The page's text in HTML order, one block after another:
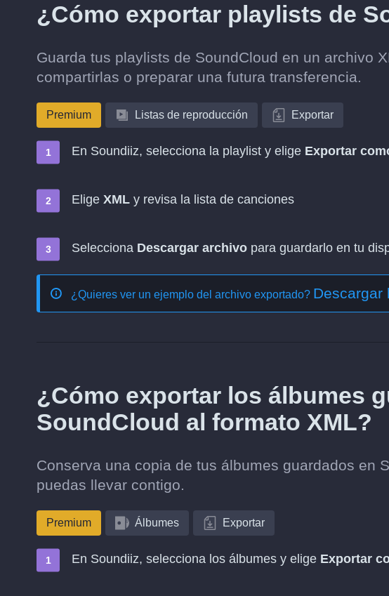
¿Cómo exportar playlists de
Guarda tus playlists de SoundCloud en un archivo
compartirlas o preparar una futura transferencia.
Premium Listas de reproducción Exportar
En Soundiiz, selecciona la playlist y elige Exportar
Elige XML y revisa la lista de canciones
Selecciona Descargar archivo para guardarlo en tu
¿Quieres ver un ejemplo del archivo exportado? Descargar
¿Cómo exportar los álbumes
SoundCloud al formato XML?
Conserva una copia de tus álbumes guardados en
puedas llevar contigo.
Premium Álbumes Exportar
En Soundiiz, selecciona los álbumes y elige Exportar